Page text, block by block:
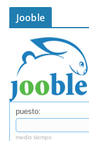
Jooble
puesto:
medio tiempo